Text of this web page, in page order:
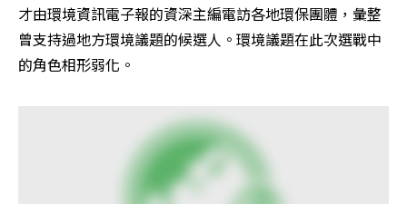
才由環境資訊電子報的資深主編電訪各地環保團體，彙整
曾支持過地方環境議題的候選人。環境議題在此次選戰中
的角色相形弱化。